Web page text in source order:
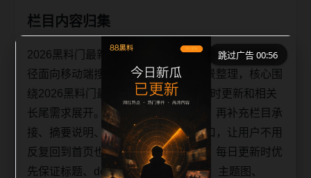
栏目内容归集
2026黑料门最新事件 免费观看实时更新专题阅读路
径面向移动端搜索和站内连续阅读场景整理，核心围
绕2026黑料门最新事件 免费观看、实时更新和相关
长尾需求展开。页面先给出清晰主题，再补充栏目承
接、摘要说明、图片语义和可点击入口，让用户不用
反复回到首页也能继续浏览同类内容。每日更新时优
先保证标题、description、canonical、主题图、
跳过广告 00:56